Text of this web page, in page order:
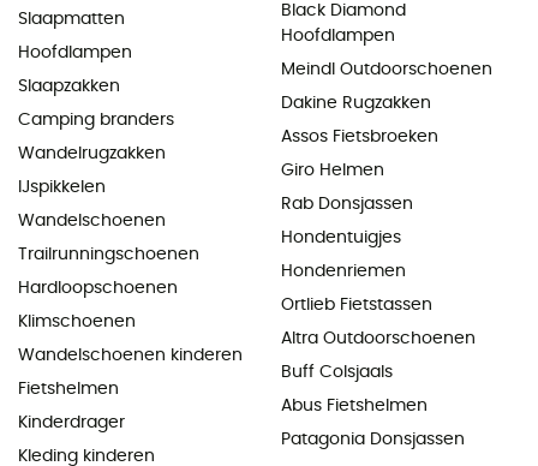
Slaapmatten
Hoofdlampen
Slaapzakken
Camping branders
Wandelrugzakken
IJspikkelen
Wandelschoenen
Trailrunningschoenen
Hardloopschoenen
Klimschoenen
Wandelschoenen kinderen
Fietshelmen
Kinderdrager
Kleding kinderen
Black Diamond
Hoofdlampen
Meindl Outdoorschoenen
Dakine Rugzakken
Assos Fietsbroeken
Giro Helmen
Rab Donsjassen
Hondentuigjes
Hondenriemen
Ortlieb Fietstassen
Altra Outdoorschoenen
Buff Colsjaals
Abus Fietshelmen
Patagonia Donsjassen